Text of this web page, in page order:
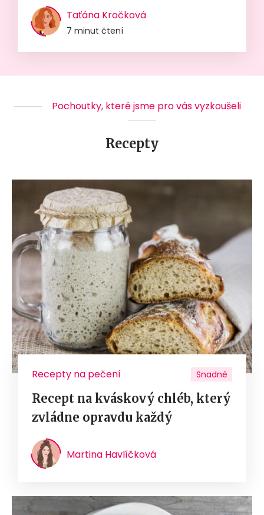
Taťána Kročková
7 minut čtení
Pochoutky, které jsme pro vás vyzkoušeli
Recepty
Recepty na pečení Snadné
Recept na kváskový chléb, který
zvládne opravdu každý
Martina Havlíčková